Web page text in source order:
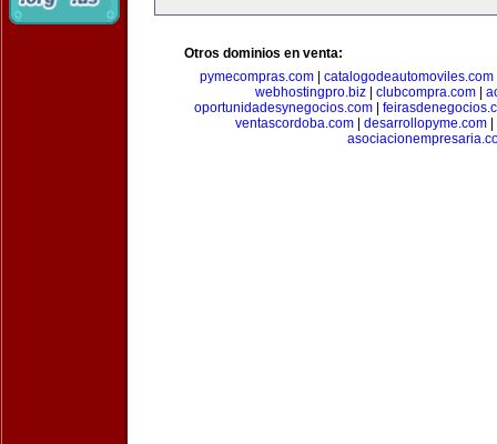
Otros dominios en venta:
pymecompras.com| catalogodeautomoviles.com
webhostingpro.biz| clubcompra.com|
oportunidadesynegocios.com|
ventascordoba.com| desarrollopyme.com|